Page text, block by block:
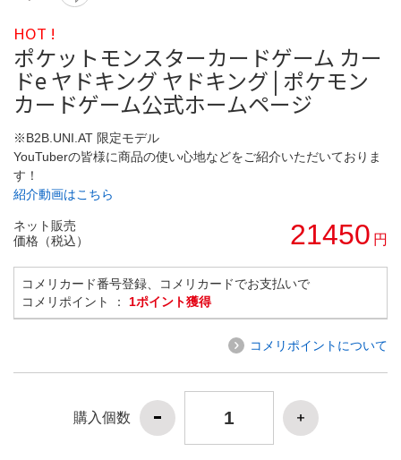
HOT !
ポケットモンスターカードゲーム カー
ドe ヤドキング ヤドキング | ポケモン
カードゲーム公式ホームページ
※B2B.UNI.AT 限定モデル
YouTuberの皆様に商品の使い心地などをご紹介いただいておりま
す！
紹介動画はこちら
ネット販売
価格（税込）
21450 円
コメリカード番号登録、コメリカードでお支払いで
コメリポイント ： 1ポイント獲得
コメリポイントについて
購入個数